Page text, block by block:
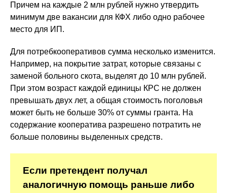
Причем на каждые 2 млн рублей нужно утвердить
минимум две вакансии для КФХ либо одно рабочее
место для ИП.
Для потребкооперативов сумма несколько изменится.
Например, на покрытие затрат, которые связаны с
заменой больного скота, выделят до 10 млн рублей.
При этом возраст каждой единицы КРС не должен
превышать двух лет, а общая стоимость поголовья
может быть не больше 30% от суммы гранта. На
содержание кооператива разрешено потратить не
больше половины выделенных средств.
Если претендент получал
аналогичную помощь раньше либо